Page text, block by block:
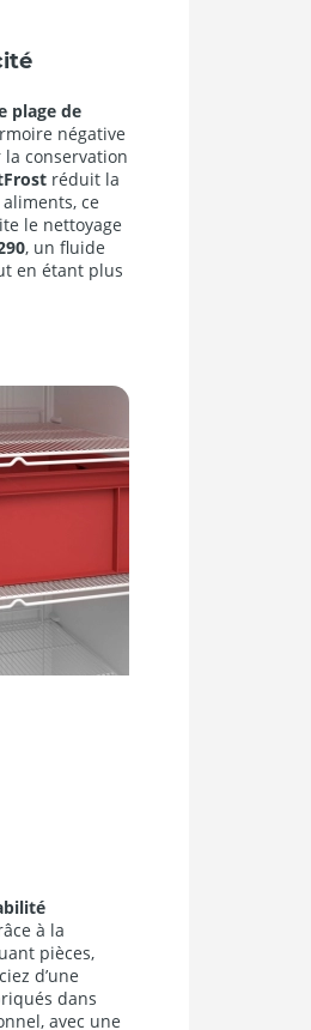
plage de
négative
conservation
réduit la
ce
le nettoyage
, un fluide
en étant plus
à la
pièces,
d’une
dans
avec une